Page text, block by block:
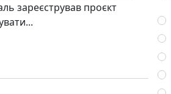
зареєстрував проєкт